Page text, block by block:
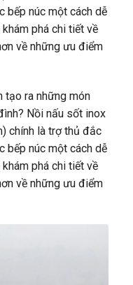
bếp núc một cách dễ
phá chi tiết về
về những ưu điểm
tạo ra những món
Nồi nấu sốt inox
chính là trợ thủ đắc
bếp núc một cách dễ
phá chi tiết về
về những ưu điểm